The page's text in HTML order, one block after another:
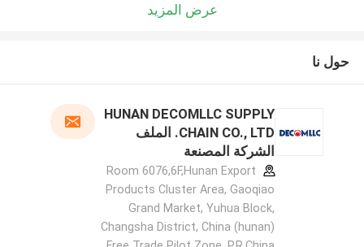
عرض المزيد
حول نا
HUNAN DECOMLLC SUPPLY
CHAIN CO., LTD. الملف
الشركة المصنعة
Room 6076,6F,Hunan Export
Products Cluster Area, Gaoqiao
Grand Market, Yuhua Block,
Changsha District, China (hunan)